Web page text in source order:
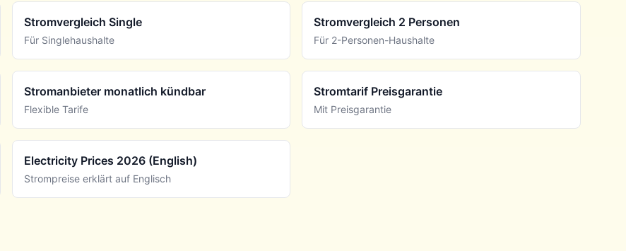
Stromvergleich Single
Für Singlehaushalte
Stromvergleich 2 Personen
Für 2-Personen-Haushalte
Stromanbieter monatlich kündbar
Flexible Tarife
Stromtarif Preisgarantie
Mit Preisgarantie
Electricity Prices 2026 (English)
Strompreise erklärt auf Englisch